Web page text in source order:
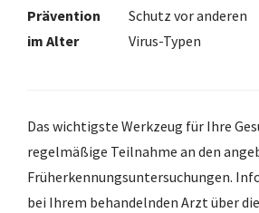
Prävention
im Alter
Schutz vor anderen
Virus-Typen
Das wichtigste Werkzeug für Ihre
regelmäßige Teilnahme an den
Früherkennungsuntersuchungen.
bei Ihrem behandelnden Arzt über